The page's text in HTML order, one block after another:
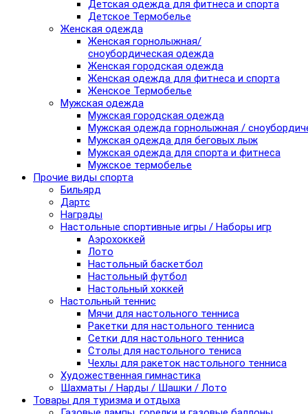
Детская одежда для фитнеса и спорта
Детское Термобелье
Женская одежда
Женская горнолыжная/
сноубордическая одежда
Женская городская одежда
Женская одежда для фитнеса и спорта
Женское Термобелье
Мужская одежда
Мужская городская одежда
Мужская одежда горнолыжная /
Мужская одежда для беговых лыж
Мужская одежда для спорта и фитнеса
Мужское термобелье
Прочие виды спорта
Бильярд
Дартс
Награды
Настольные спортивные игры / Наборы игр
Аэрохоккей
Лото
Настольный баскетбол
Настольный футбол
Настольный хоккей
Настольный теннис
Мячи для настольного тенниса
Ракетки для настольного тенниса
Сетки для настольного тенниса
Столы для настольного тениса
Чехлы для ракеток настольного тенниса
Художественная гимнастика
Шахматы / Нарды / Шашки / Лото
Товары для туризма и отдыха